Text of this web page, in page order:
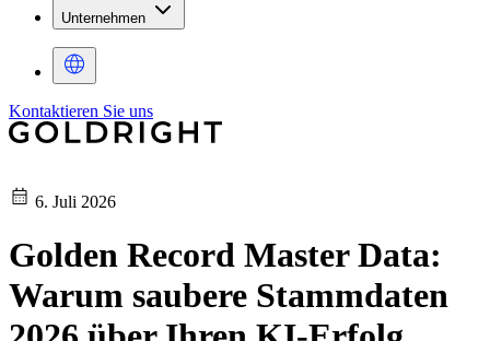
Unternehmen
Kontaktieren Sie uns
6. Juli 2026
Golden Record Master Data:
Warum saubere Stammdaten